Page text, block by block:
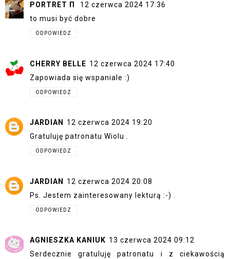
PORTRET Π
12 czerwca 2024 17:36
to musi być dobre
ODPOWIEDZ
CHERRY BELLE 12 czerwca 2024 17:40
Zapowiada się wspaniale :)
ODPOWIEDZ
JARDIAN
12 czerwca 2024 19:20
Gratuluję patronatu Wiolu .
ODPOWIEDZ
JARDIAN
12 czerwca 2024 20:08
Ps. Jestem zainteresowany lekturą :-) .
ODPOWIEDZ
AGNIESZKA KANIUK 13 czerwca 2024 09:12
Serdecznie gratuluję patronatu i z ciekawością